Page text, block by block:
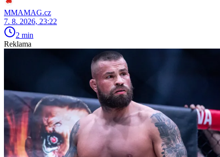
MMAMAG.cz
7. 8. 2026, 23:22
2 min
Reklama